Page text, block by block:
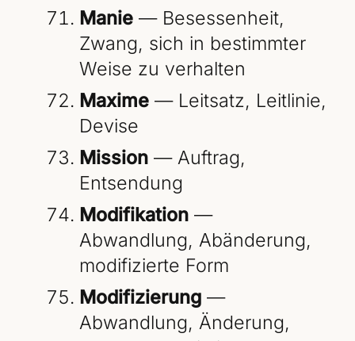
Manie— Besessenheit,
Zwang, sich in bestimmter
Weise zu verhalten
Maxime— Leitsatz, Leitlinie,
Devise
Mission— Auftrag,
Entsendung
Modifikation—
Abwandlung, Abänderung,
modifizierte Form
Modifizierung—
Abwandlung, Änderung,